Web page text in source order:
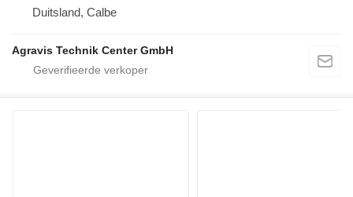
Duitsland, Calbe
Agravis Technik Center GmbH